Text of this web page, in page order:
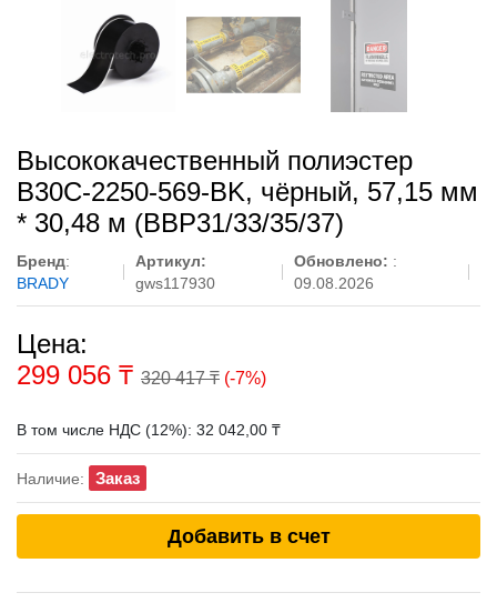
Высококачественный полиэстер
B30C-2250-569-BK, чёрный, 57,15 мм
* 30,48 м (BBP31/33/35/37)
Бренд:
BRADY
Артикул:
gws117930
Обновлено: :
09.08.2026
Цена:
299 056 ₸ 320 417 ₸ (-7%)
В том числе НДС (12%): 32 042,00 ₸
Наличие: Заказ
Добавить в счет